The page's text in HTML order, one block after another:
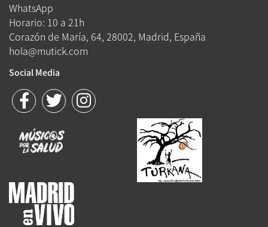
WhatsApp
Horario: 10 a 21h
Corazón de María, 64, 28002, Madrid, España
hola@mutick.com
Social Media